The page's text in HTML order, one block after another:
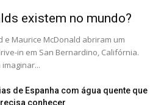
existem no mundo?
e Maurice McDonald abriram um
in em San Bernardino, Califórnia.
de Espanha com água quente que
conhecer